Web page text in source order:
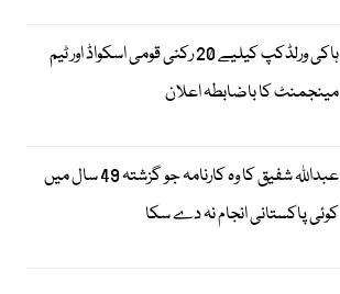
ہاکی ورلڈکپ کیلیے 20 رکنی قومی اسکواڈ اور ٹیم
مینجمنٹ کا باضابطہ اعلان
عبداللہ شفیق کا وہ کارنامہ جو گزشتہ 49 سال میں
کوئی پاکستانی انجام نہ دے سکا